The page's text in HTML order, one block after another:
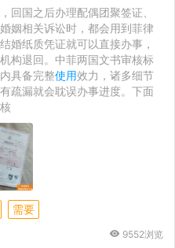
回国之后办理配偶团聚签证、
姻相关诉讼时，都会用到菲律
婚纸质凭证就可以直接办事，
构退回。中菲两国文书审核标
具备完整使用效力，诸多细节
疏漏就会耽误办事进度。下面
需要
9552浏览